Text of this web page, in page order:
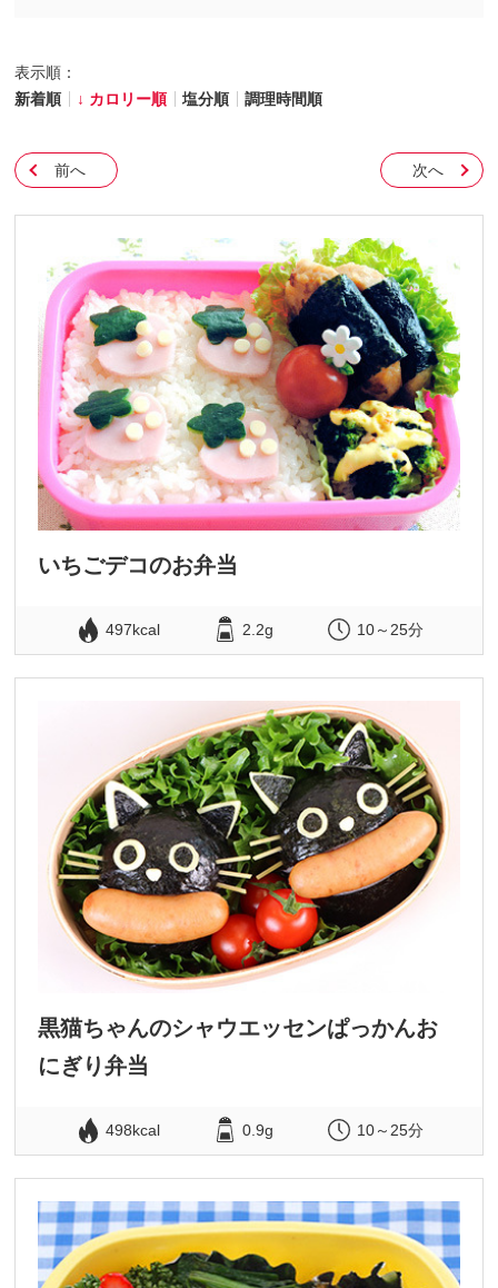
表示順：
新着順
カロリー順 塩分順 調理時間順
前へ 次へ
いちごデコのお弁当
497kcal 2.2g 10～25分
黒猫ちゃんのシャウエッセンぱっかんお
にぎり弁当
498kcal 0.9g 10～25分